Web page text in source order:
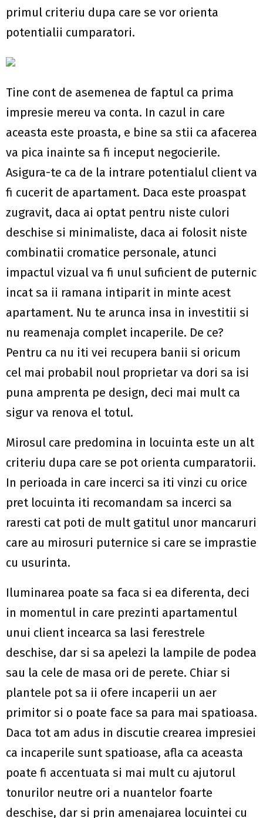
primul criteriu dupa care se vor orienta
potentialii cumparatori.
Tine cont de asemenea de faptul ca prima
impresie mereu va conta. In cazul in care
aceasta este proasta, e bine sa stii ca afacerea
va pica inainte sa fi inceput negocierile.
Asigura-te ca de la intrare potentialul client va
fi cucerit de apartament. Daca este proaspat
zugravit, daca ai optat pentru niste culori
deschise si minimaliste, daca ai folosit niste
combinatii cromatice personale, atunci
impactul vizual va fi unul suficient de puternic
incat sa ii ramana intiparit in minte acest
apartament. Nu te arunca insa in investitii si
nu reamenaja complet incaperile. De ce?
Pentru ca nu iti vei recupera banii si oricum
cel mai probabil noul proprietar va dori sa isi
puna amprenta pe design, deci mai mult ca
sigur va renova el totul.
Mirosul care predomina in locuinta este un alt
criteriu dupa care se pot orienta cumparatorii.
In perioada in care incerci sa iti vinzi cu orice
pret locuinta iti recomandam sa incerci sa
raresti cat poti de mult gatitul unor mancaruri
care au mirosuri puternice si care se imprastie
cu usurinta.
Iluminarea poate sa faca si ea diferenta, deci
in momentul in care prezinti apartamentul
unui client incearca sa lasi ferestrele
deschise, dar si sa apelezi la lampile de podea
sau la cele de masa ori de perete. Chiar si
plantele pot sa ii ofere incaperii un aer
primitor si o poate face sa para mai spatioasa.
Daca tot am adus in discutie crearea impresiei
ca incaperile sunt spatioase, afla ca aceasta
poate fi accentuata si mai mult cu ajutorul
tonurilor neutre ori a nuantelor foarte
deschise, dar si prin amenajarea locuintei cu